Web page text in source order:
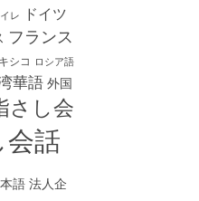
イレ
ドイツ
フランス
シコ ロシア語
華語 外国
さし会
話
語 法人企